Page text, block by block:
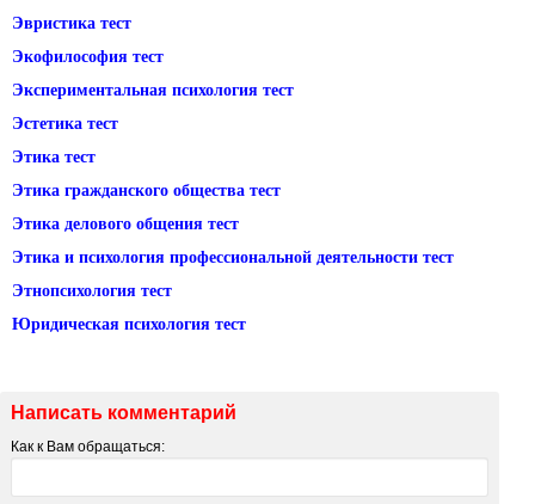
Эвристика тест
Экофилософия тест
Экспериментальная психология тест
Эстетика тест
Этика тест
Этика гражданского общества тест
Этика делового общения тест
Этика и психология профессиональной деятельности тест
Этнопсихология тест
Юридическая психология тест
Написать комментарий
Как к Вам обращаться: